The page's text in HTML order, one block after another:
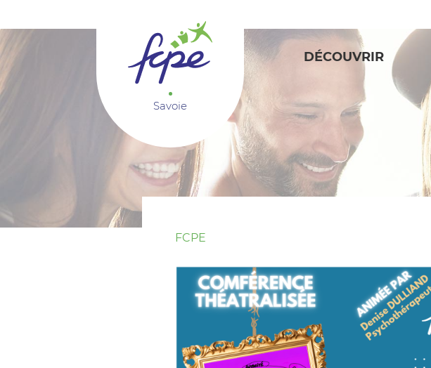
Savoie
DÉCOUVRIR
FCPE